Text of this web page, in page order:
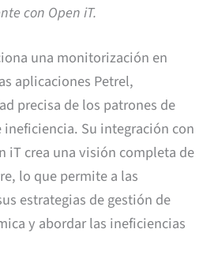
con Open iT.
una monitorización en
aplicaciones Petrel,
precisa de los patrones de
ineficiencia. Su integración con
iT crea una visión completa de
lo que permite a las
estrategias de gestión de
y abordar las ineficiencias